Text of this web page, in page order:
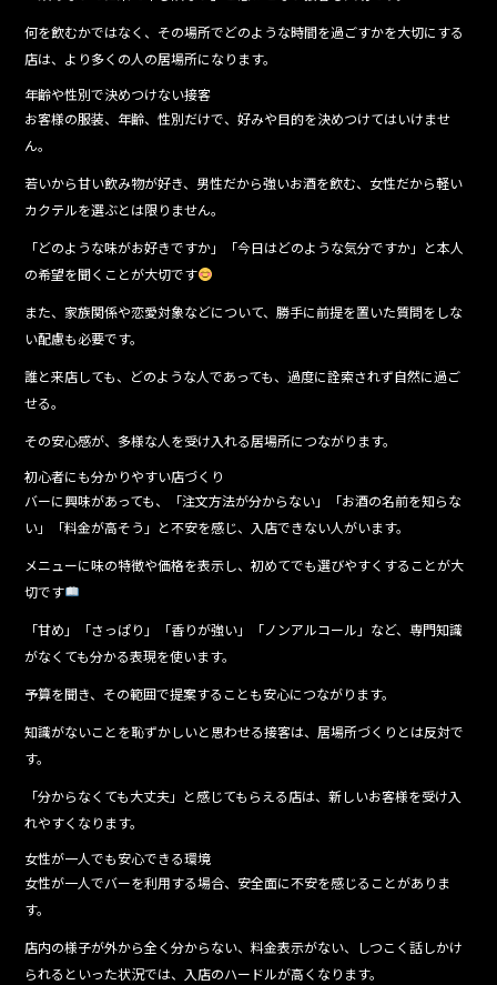
何を飲むかではなく、その場所でどのような時間を過ごすかを大切にする
店は、より多くの人の居場所になります。
年齢や性別で決めつけない接客
お客様の服装、年齢、性別だけで、好みや目的を決めつけてはいけませ
ん。
若いから甘い飲み物が好き、男性だから強いお酒を飲む、女性だから軽い
カクテルを選ぶとは限りません。
「どのような味がお好きですか」「今日はどのような気分ですか」と本人
の希望を聞くことが大切です
また、家族関係や恋愛対象などについて、勝手に前提を置いた質問をしな
い配慮も必要です。
誰と来店しても、どのような人であっても、過度に詮索されず自然に過ご
せる。
その安心感が、多様な人を受け入れる居場所につながります。
初心者にも分かりやすい店づくり
バーに興味があっても、「注文方法が分からない」「お酒の名前を知らな
い」「料金が高そう」と不安を感じ、入店できない人がいます。
メニューに味の特徴や価格を表示し、初めてでも選びやすくすることが大
切です
「甘め」「さっぱり」「香りが強い」「ノンアルコール」など、専門知識
がなくても分かる表現を使います。
予算を聞き、その範囲で提案することも安心につながります。
知識がないことを恥ずかしいと思わせる接客は、居場所づくりとは反対で
す。
「分からなくても大丈夫」と感じてもらえる店は、新しいお客様を受け入
れやすくなります。
女性が一人でも安心できる環境
女性が一人でバーを利用する場合、安全面に不安を感じることがありま
す。
店内の様子が外から全く分からない、料金表示がない、しつこく話しかけ
られるといった状況では、入店のハードルが高くなります。